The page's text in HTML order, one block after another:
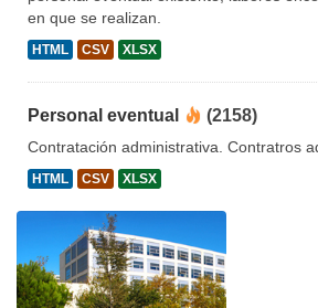
en que se realizan.
HTML CSV XLSX
Personal eventual (2158)
Contratación administrativa. Contratros
HTML CSV XLSX